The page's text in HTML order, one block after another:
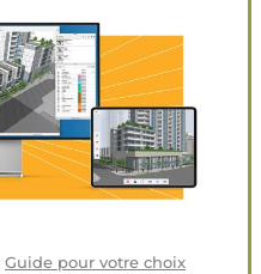
Guide pour votre choix